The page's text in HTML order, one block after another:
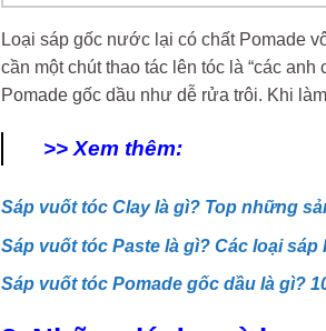
Loại sáp gốc nước lại có chất Pomade
cần một chút thao tác lên tóc là “các
Pomade gốc dầu như dễ rửa trôi. Khi
>> Xem thêm:
Sáp vuốt tóc Clay là gì? Top những
Sáp vuốt tóc Paste là gì? Các loại sáp
Sáp vuốt tóc Pomade gốc dầu là gì?